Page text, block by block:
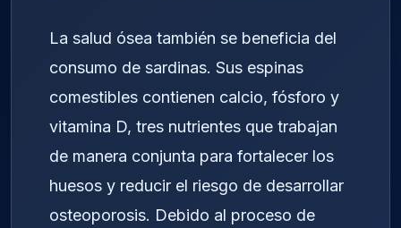
La salud ósea también se beneficia del
consumo de sardinas. Sus espinas
comestibles contienen calcio, fósforo y
vitamina D, tres nutrientes que trabajan
de manera conjunta para fortalecer los
huesos y reducir el riesgo de desarrollar
osteoporosis. Debido al proceso de